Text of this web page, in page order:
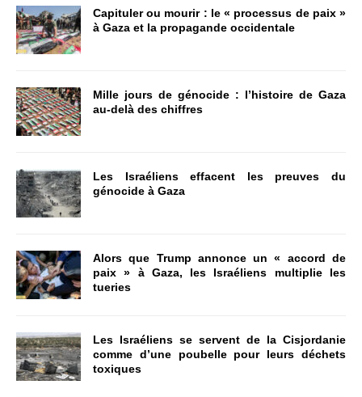
Capituler ou mourir : le « processus de paix »
à Gaza et la propagande occidentale
Mille jours de génocide : l’histoire de Gaza
au-delà des chiffres
Les Israéliens effacent les preuves du
génocide à Gaza
Alors que Trump annonce un « accord de
paix » à Gaza, les Israéliens multiplie les
tueries
Les Israéliens se servent de la Cisjordanie
comme d’une poubelle pour leurs déchets
toxiques